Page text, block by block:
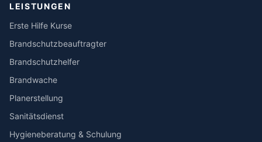
LEISTUNGEN
Erste Hilfe Kurse
Brandschutzbeauftragter
Brandschutzhelfer
Brandwache
Planerstellung
Sanitätsdienst
Hygieneberatung & Schulung